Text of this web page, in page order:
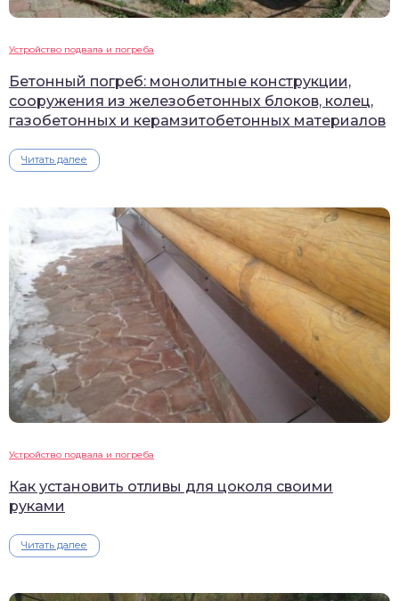
Устройство подвала и погреба
Бетонный погреб: монолитные конструкции,
сооружения из железобетонных блоков, колец,
газобетонных и керамзитобетонных материалов
Читать далее
Устройство подвала и погреба
Как установить отливы для цоколя своими
руками
Читать далее